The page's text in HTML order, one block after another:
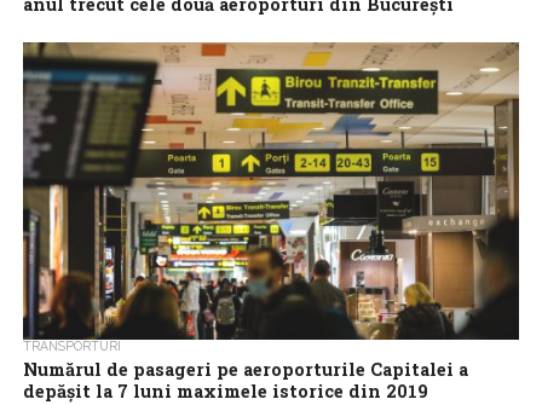
anul trecut cele două aeroporturi din Bucureşti
Coandă Bucureşti şi Aeroportul Internaţional Bucureşti-
Băneasa Aurel Vlaicu, în 2023, a crescut cu 16,56% faţă...
TRANSPORTURI
Numărul de pasageri pe aeroporturile Capitalei a
depăşit la 7 luni maximele istorice din 2019